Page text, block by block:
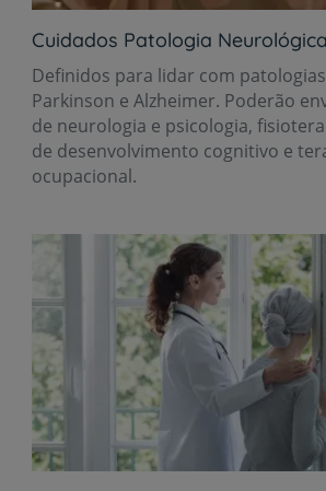
Cuidados Patologia Neurológica
Definidos para lidar com
Parkinson e Alzheimer. Poderão
de neurologia e psicologia,
de desenvolvimento cognitivo e
ocupacional.